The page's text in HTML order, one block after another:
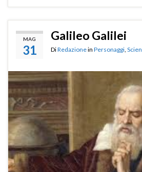
MAG
31
Galileo Galilei
DiRedazionein Personaggi